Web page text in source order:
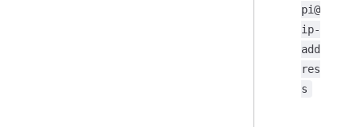
pi@
ip-
add
res
s